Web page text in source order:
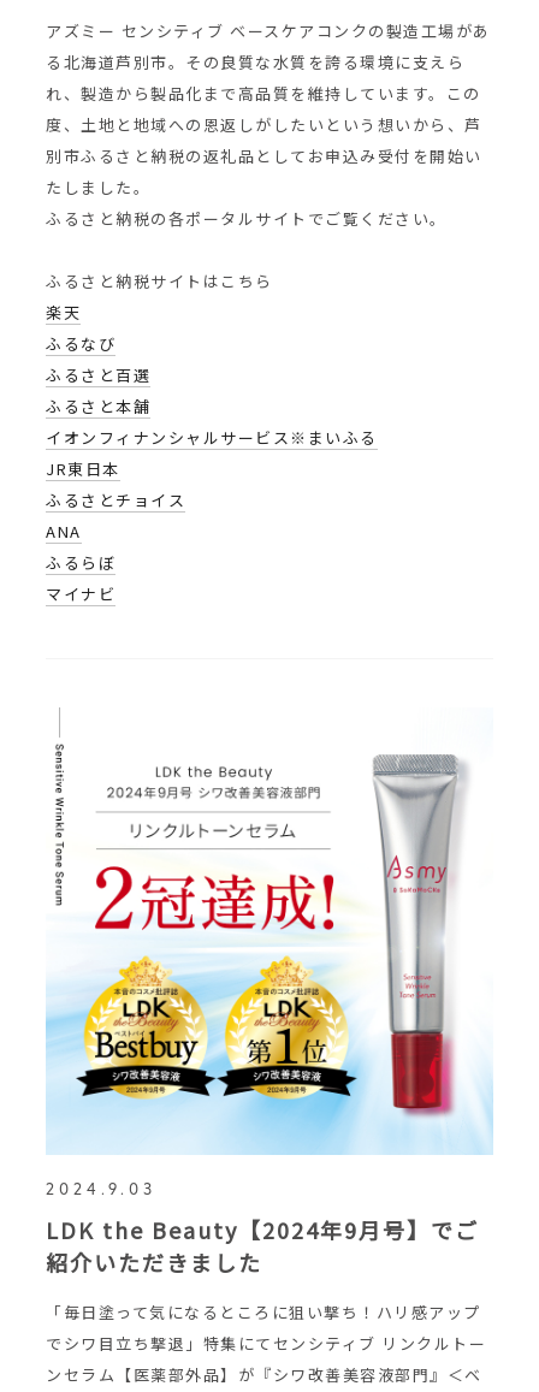
アズミー センシティブ ベースケアコンクの製造工場があ
る北海道芦別市。その良質な水質を誇る環境に支えら
れ、製造から製品化まで高品質を維持しています。この
度、土地と地域への恩返しがしたいという想いから、芦
別市ふるさと納税の返礼品としてお申込み受付を開始い
たしました。
ふるさと納税の各ポータルサイトでご覧ください。
ふるさと納税サイトはこちら
楽天
ふるなび
ふるさと百選
ふるさと本舗
イオンフィナンシャルサービス※まいふる
JR東日本
ふるさとチョイス
ANA
ふるらぼ
マイナビ
2024.9.03
LDK the Beauty【2024年9月号】でご
紹介いただきました
「毎日塗って気になるところに狙い撃ち！ハリ感アップ
でシワ目立ち撃退」特集にてセンシティブ リンクルトー
ンセラム【医薬部外品】が『シワ改善美容液部門』＜ベ